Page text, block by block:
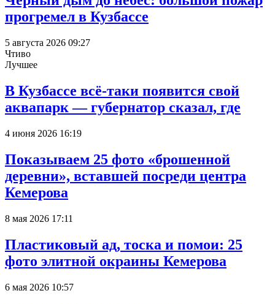
прогремел в Кузбассе
5 августа 2026 09:27
Чтиво
Лучшее
В Кузбассе всё-таки появится свой
аквапарк — губернатор сказал, где
4 июня 2026 16:19
Показываем 25 фото «брошенной
деревни», вставшей посреди центра
Кемерова
8 мая 2026 17:11
Пластиковый ад, тоска и помои: 25
фото элитной окраины Кемерова
6 мая 2026 10:57